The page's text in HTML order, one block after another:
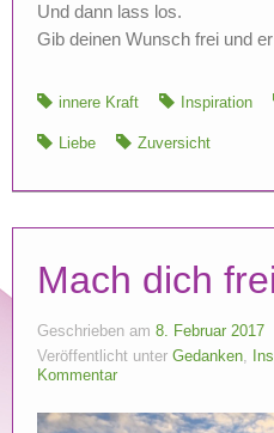
Und dann lass los.
Gib deinen Wunsch frei und
innere Kraft Inspiration
Liebe Zuversicht
Mach dich frei
Geschrieben am 8. Februar 2017
Veröffentlicht unter Gedanken,
Kommentar